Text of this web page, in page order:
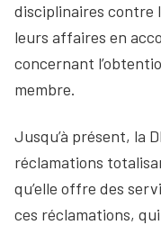
disciplinaires contre
leurs affaires en
concernant
membre.
Jusqu’à présent, la
réclamations
qu’elle offre des
ces réclamations,